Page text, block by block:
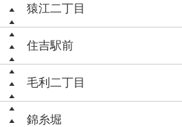
猿江二丁目
住吉駅前
毛利二丁目
錦糸堀